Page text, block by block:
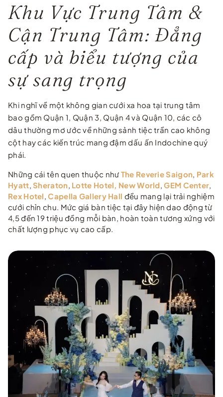
Khu Vực Trung Tâm &
Cận Trung Tâm: Đẳng
cấp và biểu tượng của
sự sang trọng
Khi nghĩ về một không gian cưới xa hoa tại trung tâm
bao gồm Quận 1, Quận 3, Quận 4 và Quận 10, các cô
dâu thường mơ ước về những sảnh tiệc trần cao không
cột hay các kiến trúc mang đậm dấu ấn Indochine quý
phái.
Những cái tên quen thuộc như The Reverie Saigon, Park
Hyatt,Sheraton, Lotte Hotel, New World,GEM Center,
Rex Hotel,Capella Gallery Hall đều mang lại trải nghiệm
cưới chỉn chu. Mức giá bàn tiệc tại đây hiện dao động từ
4,5 đến 19 triệu đồng mỗi bàn, hoàn toàn tương xứng với
chất lượng phục vụ cao cấp.